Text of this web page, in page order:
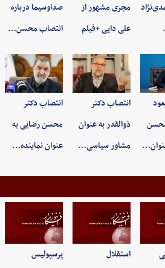
مجری مشهور از
علی دایی +فیلم
صداوسیما درباره
انتصاب محسن…
انتصاب دکتر
ذوالقدر به عنوان
مشاور سیاسی…
انتصاب دکتر
محسن رضایی به
عنوان نماینده…
استقلال پرسپولیس